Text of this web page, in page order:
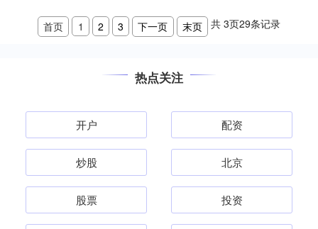
首页 1 2 3 下一页 末页 共 3页29条记录
热点关注
开户 配资
炒股 北京
股票 投资